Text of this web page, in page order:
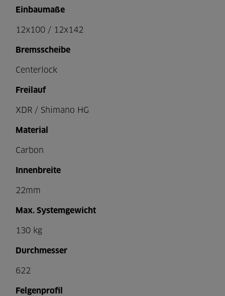
Einbaumaße
12x100 / 12x142
Bremsscheibe
Centerlock
Freilauf
XDR / Shimano HG
Material
Carbon
Innenbreite
22mm
Max. Systemgewicht
130 kg
Durchmesser
622
Felgenprofil